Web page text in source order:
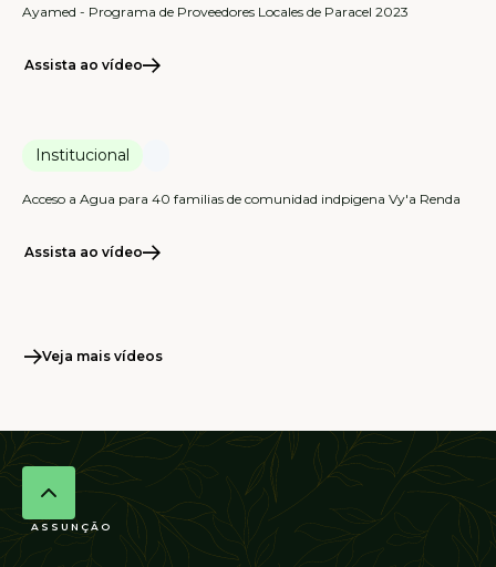
Ayamed - Programa de Proveedores Locales de Paracel 2023
Assista ao vídeo
Institucional
Acceso a Agua para 40 familias de comunidad indpigena Vy'a Renda
Assista ao vídeo
Veja mais vídeos
ASSUNÇÃO